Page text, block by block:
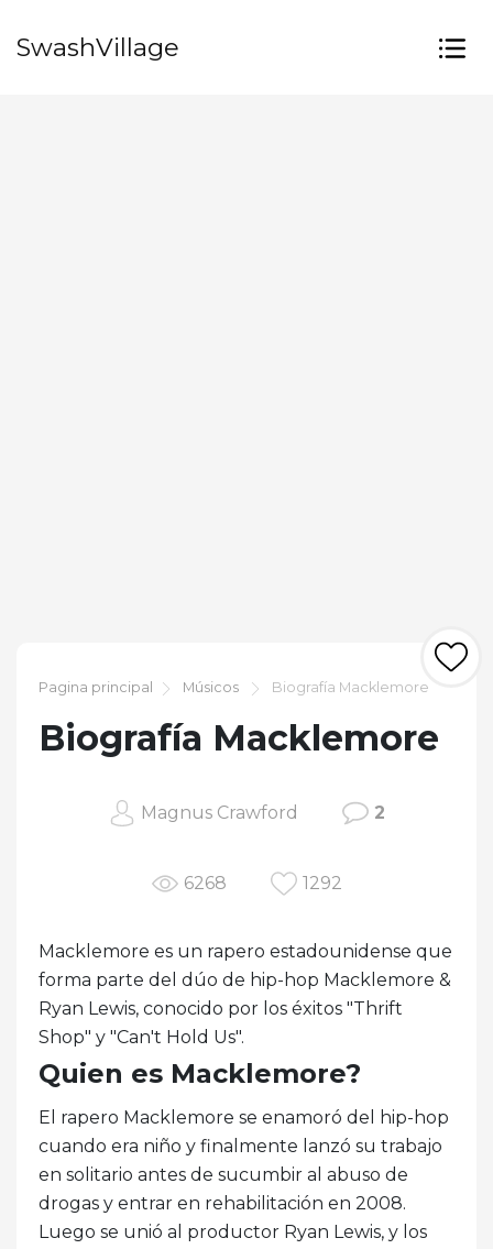
SwashVillage
Pagina principal Músicos Biografía Macklemore
Biografía Macklemore
Magnus Crawford 2
6268 1292
Macklemore es un rapero estadounidense que
forma parte del dúo de hip-hop Macklemore &
Ryan Lewis, conocido por los éxitos "Thrift
Shop" y "Can't Hold Us".
Quien es Macklemore?
El rapero Macklemore se enamoró del hip-hop
cuando era niño y finalmente lanzó su trabajo
en solitario antes de sucumbir al abuso de
drogas y entrar en rehabilitación en 2008.
Luego se unió al productor Ryan Lewis, y los